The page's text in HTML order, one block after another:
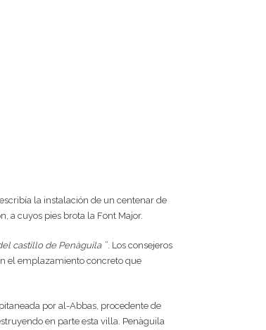
la instalación de un centenar de
a cuyos pies brota la Font Major.
castillo de Penàguila ”. Los consejeros
el emplazamiento concreto que
por al-Abbas, procedente de
en parte esta villa. Penàguila